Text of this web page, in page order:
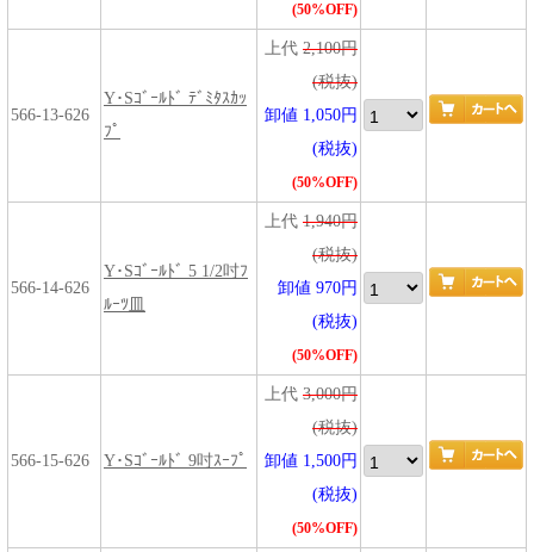
(50%OFF)
566-13-626
Y･Sｺﾞｰﾙﾄﾞ ﾃﾞﾐﾀｽｶｯ
ﾌﾟ
上代 2,100円
(税抜)
卸値 1,050円
(税抜)
(50%OFF)
566-14-626
Y･Sｺﾞｰﾙﾄﾞ 5 1/2吋ﾌ
ﾙｰﾂ皿
上代 1,940円
(税抜)
卸値 970円
(税抜)
(50%OFF)
566-15-626 Y･Sｺﾞｰﾙﾄﾞ 9吋ｽｰﾌﾟ
上代 3,000円
(税抜)
卸値 1,500円
(税抜)
(50%OFF)